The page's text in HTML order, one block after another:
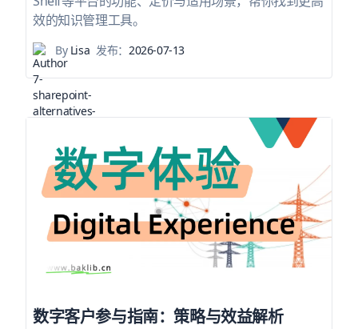
效的知识管理工具。
ByLisa 发布：2026-07-13
数字客户参与指南：策略与效益解析